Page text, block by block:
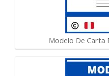
Modelo De Carta